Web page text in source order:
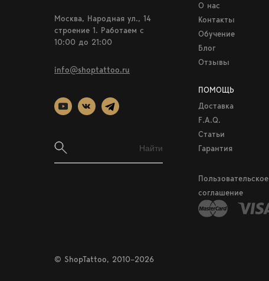
Москва, Народная ул., 14
строение 1. Работаем c
10:00 до 21:00
info@shoptattoo.ru
О нас
Контакты
Обучение
Блог
Отзывы
ПОМОЩЬ
Доставка
F.A.Q.
Статьи
Гарантия
Пользовательское
соглашение
© ShopTattoo, 2010–2026